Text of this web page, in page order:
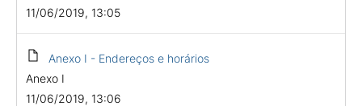
11/06/2019, 13:05
Anexo I - Endereços e horários
Anexo I
11/06/2019, 13:06